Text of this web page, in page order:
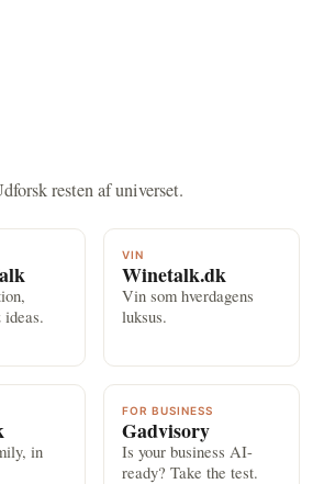
resten af universet.
VIN
Winetalk.dk
Vin som hverdagens
luksus.
in
FOR BUSINESS
Gadvisory
Is your business AI-
ready? Take the test.